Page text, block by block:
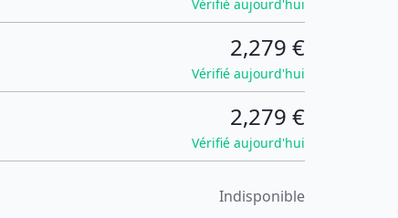
Vérifié aujourd'hui
2,279 €
Vérifié aujourd'hui
2,279 €
Vérifié aujourd'hui
Indisponible